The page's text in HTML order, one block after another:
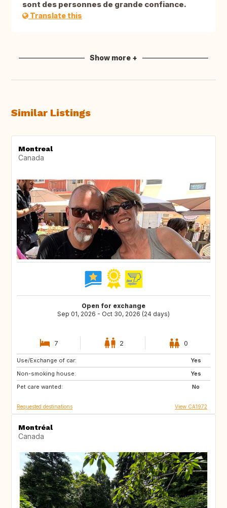
sont des personnes de grande confiance.
Translate this
Show more +
Similar Listings
Montreal
Canada
Open for exchange
Sep 01, 2026 - Oct 30, 2026 (24 days)
7 2 0
Use/Exchange of car:
Yes
Non-smoking house:
Yes
Pet care wanted:
No
GB
NL
FR
Requested destinations View CA1972
Montréal
Canada